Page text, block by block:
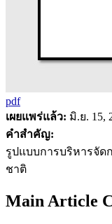
pdf
เผยแพร่แล้ว: มิ.ย. 15,
คำสำคัญ:
รูปแบบการบริหารจั
ชาติ
Main Article